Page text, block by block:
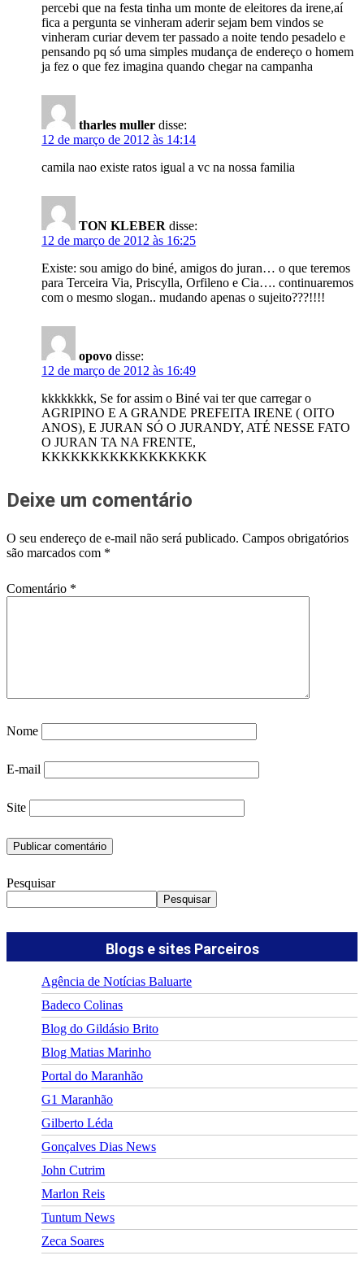
percebi que na festa tinha um monte de eleitores da irene,aí
fica a pergunta se vinheram aderir sejam bem vindos se
vinheram curiar devem ter passado a noite tendo pesadelo e
pensando pq só uma simples mudança de endereço o homem
ja fez o que fez imagina quando chegar na campanha
tharles muller disse:
12 de março de 2012 às 14:14
camila nao existe ratos igual a vc na nossa familia
TON KLEBER disse:
12 de março de 2012 às 16:25
Existe: sou amigo do biné, amigos do juran… o que teremos
para Terceira Via, Priscylla, Orfileno e Cia…. continuaremos
com o mesmo slogan.. mudando apenas o sujeito???!!!!
opovo disse:
12 de março de 2012 às 16:49
kkkkkkkk, Se for assim o Biné vai ter que carregar o
AGRIPINO E A GRANDE PREFEITA IRENE ( OITO
ANOS), E JURAN SÓ O JURANDY, ATÉ NESSE FATO
O JURAN TA NA FRENTE,
KKKKKKKKKKKKKKKKK
Deixe um comentário
O seu endereço de e-mail não será publicado. Campos obrigatórios
são marcados com *
Comentário *
Nome
E-mail
Site
Pesquisar
Pesquisar
Blogs e sites Parceiros
Agência de Notícias Baluarte
Badeco Colinas
Blog do Gildásio Brito
Blog Matias Marinho
Portal do Maranhão
G1 Maranhão
Gilberto Léda
Gonçalves Dias News
John Cutrim
Marlon Reis
Tuntum News
Zeca Soares